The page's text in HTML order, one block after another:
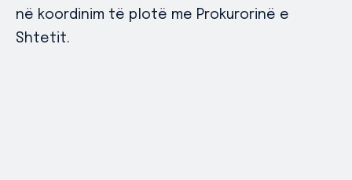
në koordinim të plotë me Prokurorinë e
Shtetit.